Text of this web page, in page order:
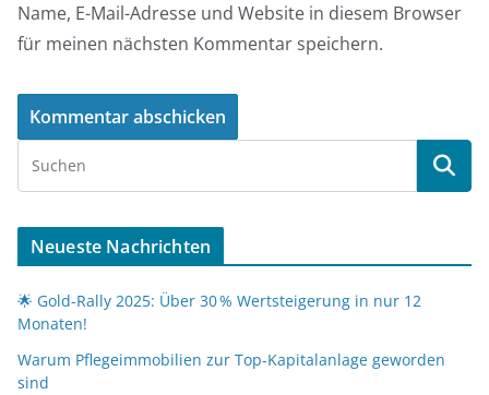
Name, E-Mail-Adresse und Website in diesem Browser
für meinen nächsten Kommentar speichern.
Neueste Nachrichten
🌟 Gold-Rally 2025: Über 30 % Wertsteigerung in nur 12
Monaten!
Warum Pflegeimmobilien zur Top-Kapitalanlage geworden
sind